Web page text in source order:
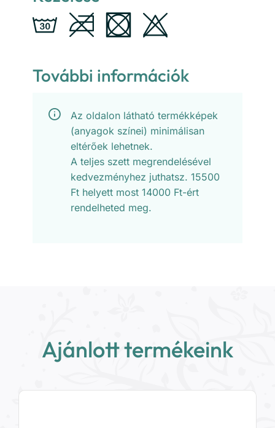
További információk
Az oldalon látható termékképek
(anyagok színei) minimálisan
eltérőek lehetnek.
A teljes szett megrendelésével
kedvezményhez juthatsz. 15500
Ft helyett most 14000 Ft-ért
rendelheted meg.
Ajánlott termékeink